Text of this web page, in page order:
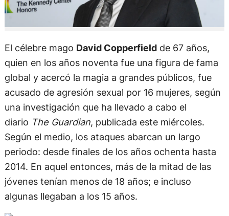
El célebre mago David Copperfieldde 67 años,
quien en los años noventa fue una figura de fama
global y acercó la magia a grandes públicos, fue
acusado de agresión sexual por 16 mujeres, según
una investigación que ha llevado a cabo el
diario The Guardian, publicada este miércoles.
Según el medio, los ataques abarcan un largo
periodo: desde finales de los años ochenta hasta
2014. En aquel entonces, más de la mitad de las
jóvenes tenían menos de 18 años; e incluso
algunas llegaban a los 15 años.